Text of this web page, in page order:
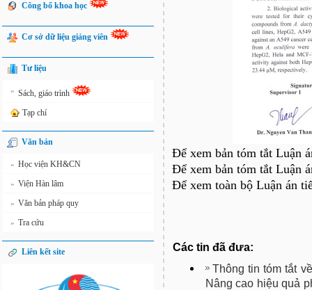
Công bố khoa học
Cơ sở dữ liệu giảng viên
Tư liệu
» Sách, giáo trình
Tạp chí
Văn bản
» Học viện KH&CN
» Viện Hàn lâm
» Văn bản pháp quy
» Tra cứu
Liên kết site
Để xem bản tóm tắt Luận
Để xem bản tóm tắt Luận
Để xem toàn bộ Luận án
Các tin đã đưa:
Thông tin tóm tắt
Nâng cao hiệu quả